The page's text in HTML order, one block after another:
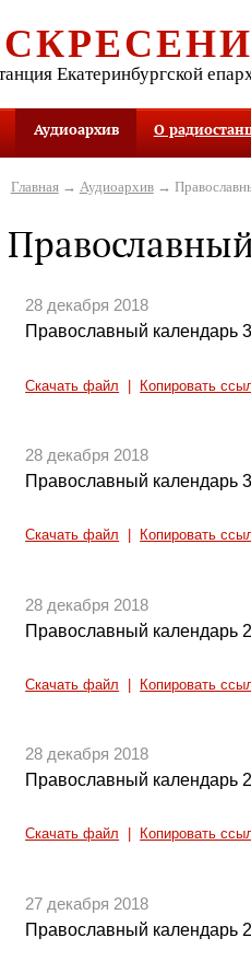
Екатеринбургской
Аудиоархив О
Главная→ Аудиоархив→
28 декабря 2018
Православный календарь
Скачать файл Копировать
28 декабря 2018
Православный календарь
Скачать файл Копировать
28 декабря 2018
Православный календарь
Скачать файл Копировать
28 декабря 2018
Православный календарь
Скачать файл Копировать
27 декабря 2018
Православный календарь